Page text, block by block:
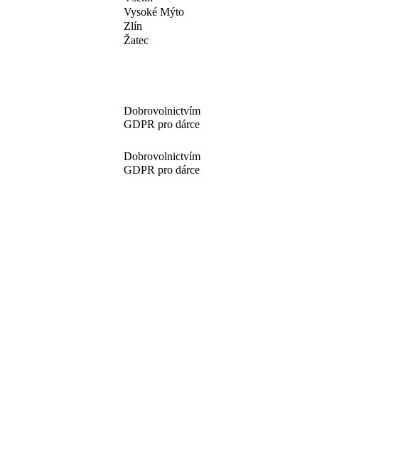
Vysoké Mýto
Zlín
Žatec
Dobrovolnictvím
GDPR pro dárce
Dobrovolnictvím
GDPR pro dárce